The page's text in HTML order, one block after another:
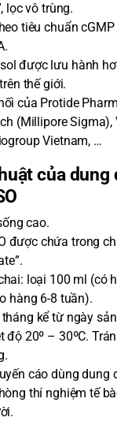
lọc vô trùng.
tiêu chuẩn
được lưu hành
thế giới.
của Protide
(Millipore Sigma),
Vietnam, …
của dung
cao.
được chứa trong
loại 100 ml (có
hàng 6-8 tuần).
kể từ ngày
độ 20º – 30ºC.
cáo dùng dung
thí nghiệm tế